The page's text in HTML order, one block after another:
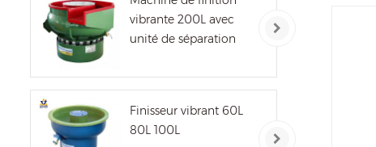
vibrante 200L avec
unité de séparation
Finisseur vibrant 60L
80L 100L